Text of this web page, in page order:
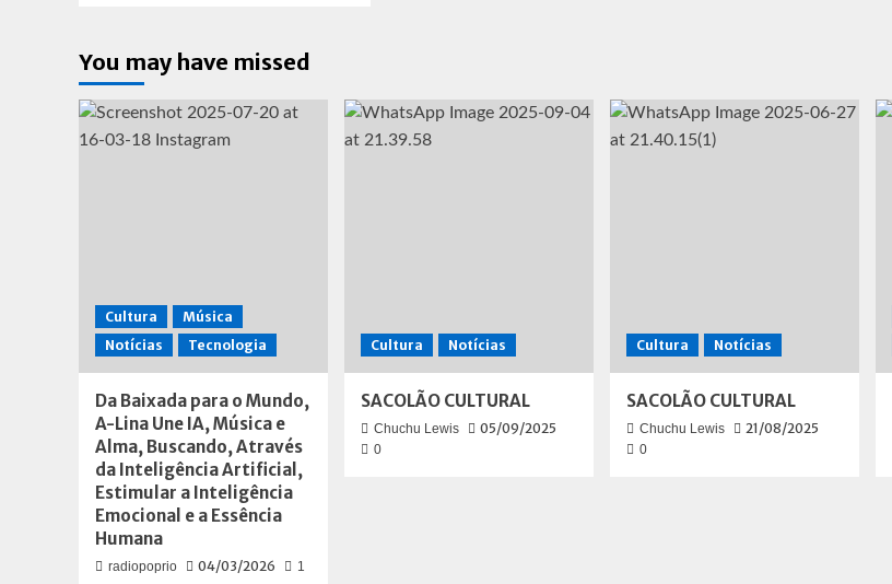
Estética
BR
mundo
You may have missed
Cultura
Música
Notícias
Tecnologia
Da Baixada para o Mundo,
A-Lina Une IA, Música e
Alma, Buscando, Através
da Inteligência Artificial,
Estimular a Inteligência
Emocional e a Essência
Humana
radiopoprio 04/03/2026 1
Cultura Notícias
SACOLÃO CULTURAL
Chuchu Lewis 05/09/2025
0
Cultura Notícias
SACOLÃO CULTURAL
Chuchu Lewis 21/08/2025
0